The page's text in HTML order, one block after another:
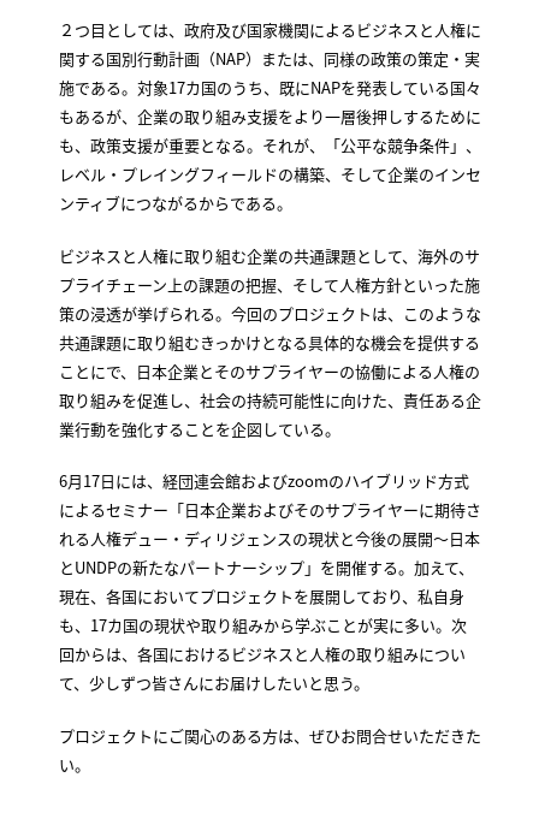
２つ目としては、政府及び国家機関によるビジネスと人権に
関する国別行動計画（NAP）または、同様の政策の策定・実
施である。対象17カ国のうち、既にNAPを発表している国々
もあるが、企業の取り組み支援をより一層後押しするために
も、政策支援が重要となる。それが、「公平な競争条件」、
レベル・プレイングフィールドの構築、そして企業のインセ
ンティブにつながるからである。
ビジネスと人権に取り組む企業の共通課題として、海外のサ
プライチェーン上の課題の把握、そして人権方針といった施
策の浸透が挙げられる。今回のプロジェクトは、このような
共通課題に取り組むきっかけとなる具体的な機会を提供する
ことにで、日本企業とそのサプライヤーの協働による人権の
取り組みを促進し、社会の持続可能性に向けた、責任ある企
業行動を強化することを企図している。
6月17日には、経団連会館およびzoomのハイブリッド方式
によるセミナー「日本企業およびそのサプライヤーに期待さ
れる人権デュー・ディリジェンスの現状と今後の展開〜日本
とUNDPの新たなパートナーシップ」を開催する。加えて、
現在、各国においてプロジェクトを展開しており、私自身
も、17カ国の現状や取り組みから学ぶことが実に多い。次
回からは、各国におけるビジネスと人権の取り組みについ
て、少しずつ皆さんにお届けしたいと思う。
プロジェクトにご関心のある方は、ぜひお問合せいただきた
い。